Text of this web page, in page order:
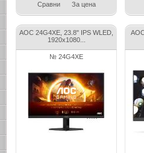
Сравни За цена
AOC 24G4XE, 23.8" IPS WLED,
1920x1080...
№ 24G4XE